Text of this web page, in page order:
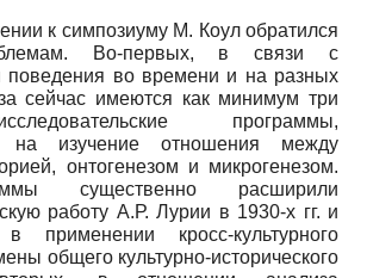
к симпозиуму М. Коул обратился
Во-первых, в связи с
поведения во времени и на разных
сейчас имеются как минимум три
программы,
на изучение отношения между
онтогенезом и микрогенезом.
существенно расширили
работу А.Р. Лурии в 1930-х гг. и
в применении кросс-культурного
общего культурно-исторического